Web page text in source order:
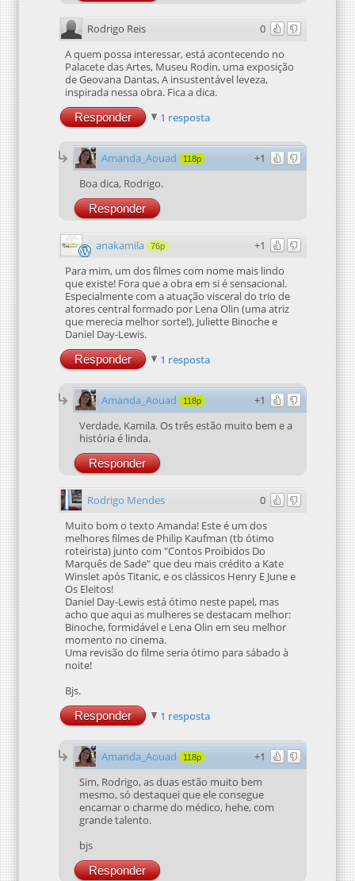
0
Rodrigo Reis
A quem possa interessar, está acontecendo no
Palacete das Artes, Museu Rodin, uma exposição
de Geovana Dantas, A insustentável leveza,
inspirada nessa obra. Fica a dica.
Responder 1 resposta
+1
Amanda_Aouad 118p
Boa dica, Rodrigo.
Responder
+1
anakamila 76p
Para mim, um dos filmes com nome mais lindo
que existe! Fora que a obra em si é sensacional.
Especialmente com a atuação visceral do trio de
atores central formado por Lena Olin (uma atriz
que merecia melhor sorte!), Juliette Binoche e
Daniel Day-Lewis.
Responder 1 resposta
+1
Amanda_Aouad 118p
Verdade, Kamila. Os três estão muito bem e a
história é linda.
Responder
0
Rodrigo Mendes
Muito bom o texto Amanda! Este é um dos
melhores filmes de Philip Kaufman (tb ótimo
roteirista) junto com "Contos Proibidos Do
Marquês de Sade" que deu mais crédito a Kate
Winslet após Titanic, e os clássicos Henry E June e
Os Eleitos!
Daniel Day-Lewis está ótimo neste papel, mas
acho que aqui as mulheres se destacam melhor:
Binoche, formidável e Lena Olin em seu melhor
momento no cinema.
Uma revisão do filme seria ótimo para sábado à
noite!
Bjs.
Responder 1 resposta
+1
Amanda_Aouad 118p
Sim, Rodrigo, as duas estão muito bem
mesmo, só destaquei que ele consegue
encarnar o charme do médico, hehe, com
grande talento.
bjs
Responder